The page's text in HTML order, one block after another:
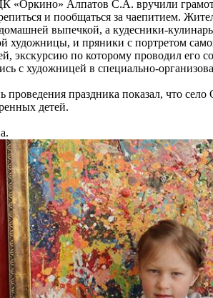
«Оркино» Алпатов С.А. вручили
и пообщаться за чаепитием.
выпечкой, а кудесники-
художницы, и пряники с портретом
экскурсию по которому проводил его
с художницей в специально-
проведения праздника показал, что
детей.